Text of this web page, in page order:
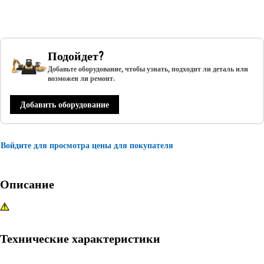
Подойдет?
Добавьте оборудование, чтобы узнать, подходит ли деталь или
возможен ли ремонт.
Добавить оборудование
Войдите для просмотра цены для покупателя
Описание
Технические характеристики